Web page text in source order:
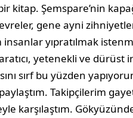
kitap. Şemspare’nin
gene ayni
insanlar yıpratılmak
yetenekli ve dürüst
sırf bu yüzden
Takipçilerim
karşılaştım.